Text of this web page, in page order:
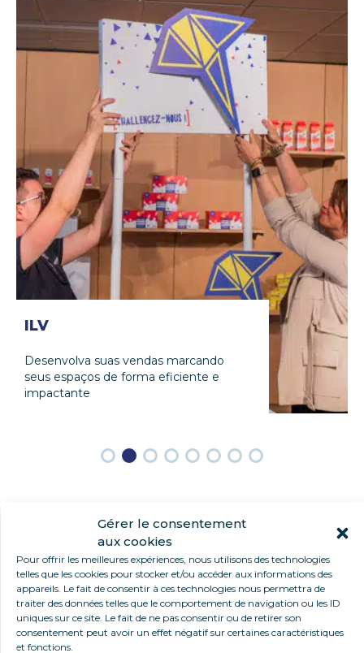
Gérer le consentement
aux cookies
Pour offrir les meilleures expériences, nous utilisons des technologies
telles que les cookies pour stocker et/ou accéder aux informations des
appareils. Le fait de consentir à ces technologies nous permettra de
traiter des données telles que le comportement de navigation ou les ID
uniques sur ce site. Le fait de ne pas consentir ou de retirer son
consentement peut avoir un effet négatif sur certaines caractéristiques
et fonctions.
ILV
Desenvolva suas vendas marcando
seus espaços de forma eficiente e
impactante
SUPORTE COMPLETO
Apoiamos você de A a Z, com: